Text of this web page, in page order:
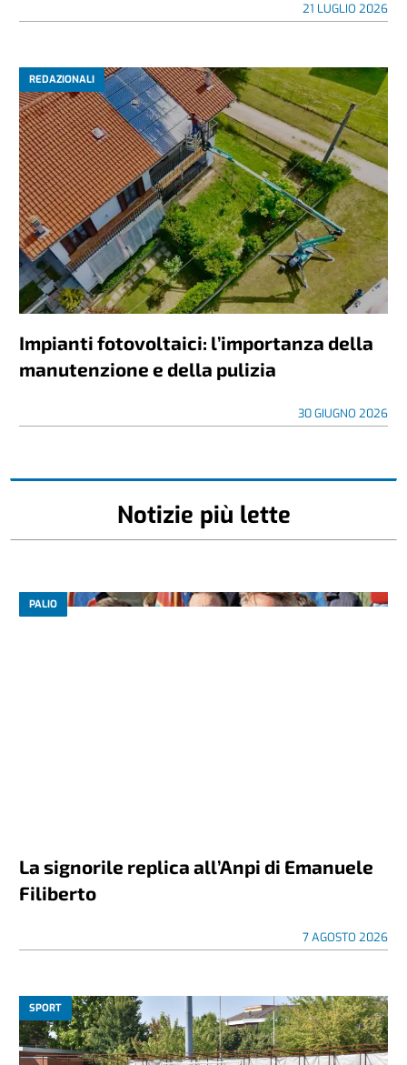
21 LUGLIO 2026
REDAZIONALI
Impianti fotovoltaici: l’importanza della
manutenzione e della pulizia
30 GIUGNO 2026
Notizie più lette
PALIO
La signorile replica all’Anpi di Emanuele
Filiberto
7 AGOSTO 2026
SPORT